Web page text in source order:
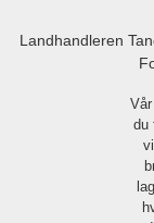
Landhandleren
du